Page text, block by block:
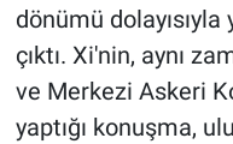
dönümü dolayısıyla
çıktı. Xi'nin, aynı
ve Merkezi Askeri
yaptığı konuşma,